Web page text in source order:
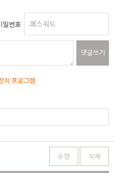
밀번호
댓글쓰기
지 프로그램
수정 삭제